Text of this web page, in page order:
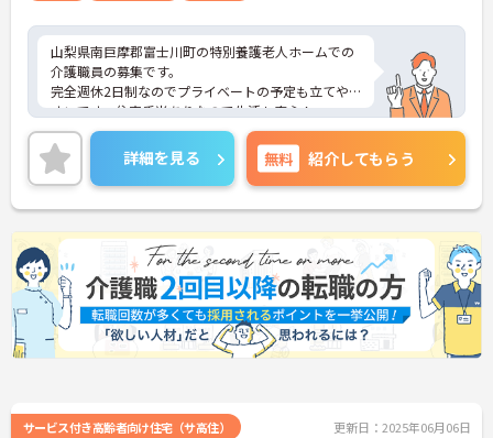
山梨県南巨摩郡富士川町の特別養護老人ホームでの
介護職員の募集です。
完全週休2日制なのでプライベートの予定も立てや
すいです。住宅手当ありなので生活も安心！
ご興味のある方は、面接のポイントをお伝えします
のでお気軽にお問い合せください。
詳細を見る 無料 紹介してもらう
サービス付き高齢者向け住宅（サ高住） 更新日：2025年06月06日